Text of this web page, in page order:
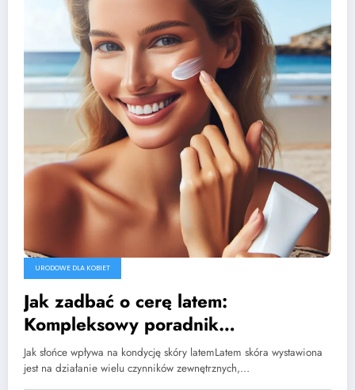
URODOWE DLA KOBIET
Jak zadbać o cerę latem:
Kompleksowy poradnik
pielęgnacyjny
Jak słońce wpływa na kondycję skóry latemLatem skóra wystawiona
jest na działanie wielu czynników zewnętrznych,…